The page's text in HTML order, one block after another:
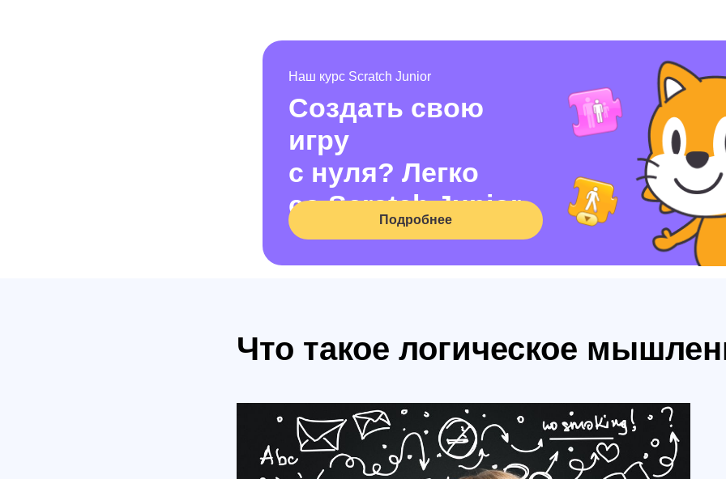
Создать свою
игру
с нуля? Легко
со Scratch Junior
Наш курс Scratch Junior
Подробнее
Что такое логическое